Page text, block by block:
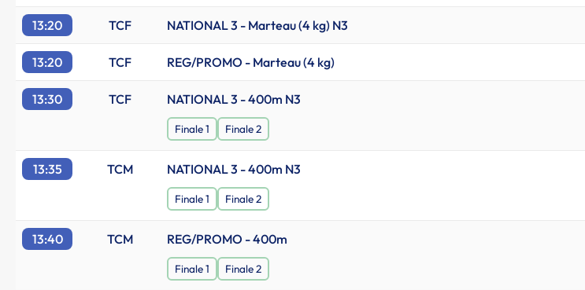
13:20 TCF NATIONAL 3 - Marteau (4 kg) N3
13:20 TCF REG/PROMO - Marteau (4 kg)
13:30 TCF NATIONAL 3 - 400m N3
Finale 1 Finale 2
13:35 TCM NATIONAL 3 - 400m N3
Finale 1 Finale 2
13:40 TCM REG/PROMO - 400m
Finale 1 Finale 2